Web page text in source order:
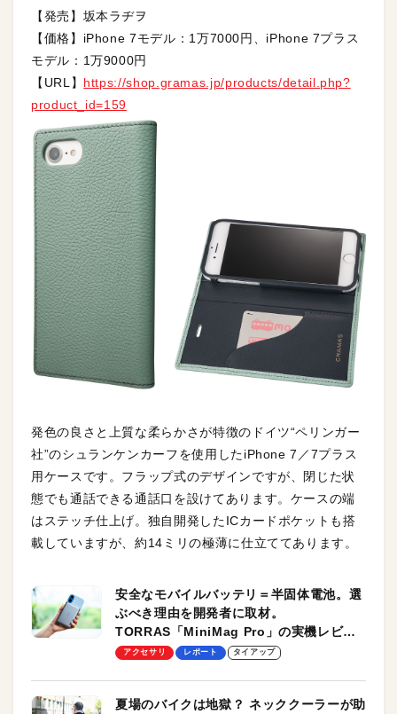
【発売】坂本ラヂヲ
【価格】iPhone 7モデル：1万7000円、iPhone 7プラス
モデル：1万9000円
【URL】 https://shop.gramas.jp/products/detail.php?
product_id=159
発色の良さと上質な柔らかさが特徴のドイツ“ペリンガー
社”のシュランケンカーフを使用したiPhone 7／7プラス
用ケースです。フラップ式のデザインですが、閉じた状
態でも通話できる通話口を設けてあります。ケースの端
はステッチ仕上げ。独自開発したICカードポケットも搭
載していますが、約14ミリの極薄に仕立ててあります。
安全なモバイルバッテリ＝半固体電池。選
ぶべき理由を開発者に取材。
TORRAS「MiniMag Pro」の実機レビュ
ーも
アクセサリ レポート タイアップ
夏場のバイクは地獄？ ネッククーラーが助